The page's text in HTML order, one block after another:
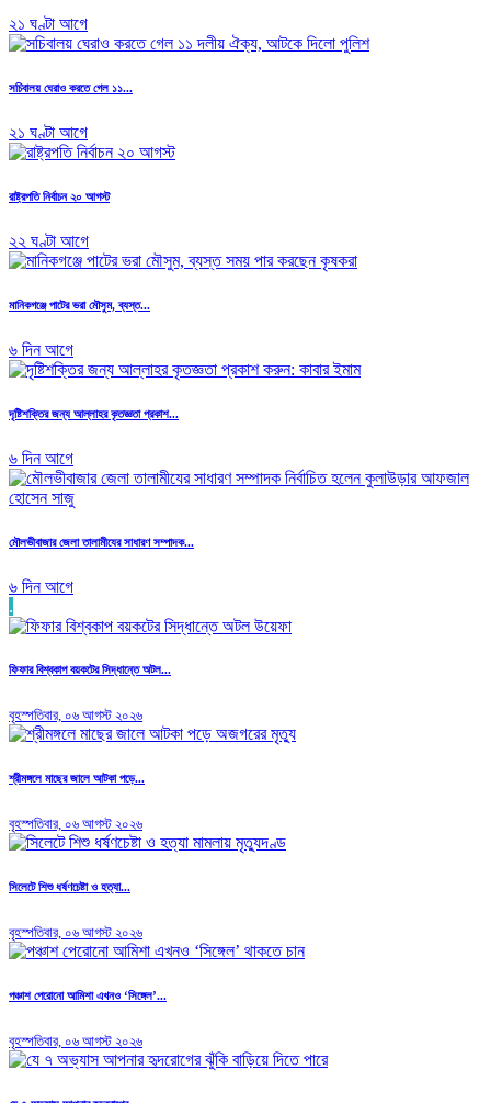
২১ ঘণ্টা আগে
সচিবালয় ঘেরাও করতে গেল ১১...
২১ ঘণ্টা আগে
রাষ্ট্রপতি নির্বাচন ২০ আগস্ট
২২ ঘণ্টা আগে
মানিকগঞ্জে পাটের ভরা মৌসুম, ব্যস্ত...
৬ দিন আগে
দৃষ্টিশক্তির জন্য আল্লাহর কৃতজ্ঞতা প্রকাশ...
৬ দিন আগে
মৌলভীবাজার জেলা তালামীযের সাধারণ সম্পাদক...
৬ দিন আগে
.
ফিফার বিশ্বকাপ বয়কটের সিদ্ধান্তে অটল...
বৃহস্পতিবার, ০৬ আগস্ট ২০২৬
শ্রীমঙ্গলে মাছের জালে আটকা পড়ে...
বৃহস্পতিবার, ০৬ আগস্ট ২০২৬
সিলেটে শিশু ধর্ষণচেষ্টা ও হত্যা...
বৃহস্পতিবার, ০৬ আগস্ট ২০২৬
পঞ্চাশ পেরোনো আমিশা এখনও ‘সিঙ্গেল’...
বৃহস্পতিবার, ০৬ আগস্ট ২০২৬